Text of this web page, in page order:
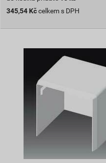
345,54 Kč celkem s DPH